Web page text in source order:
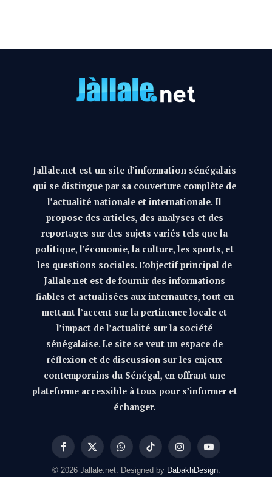
Jallale.net est un site d’information sénégalais
qui se distingue par sa couverture complète de
l’actualité nationale et internationale. Il
propose des articles, des analyses et des
reportages sur des sujets variés tels que la
politique, l’économie, la culture, les sports, et
les questions sociales. L’objectif principal de
Jallale.net est de fournir des informations
fiables et actualisées aux internautes, tout en
mettant l’accent sur la pertinence locale et
l’impact de l’actualité sur la société
sénégalaise. Le site se veut un espace de
réflexion et de discussion sur les enjeux
contemporains du Sénégal, en offrant une
plateforme accessible à tous pour s’informer et
échanger.
Facebook
X
(Twitter)
WhatsAppTikTok InstagramYouTube
© 2026 Jallale.net. Designed by DabakhDesign.